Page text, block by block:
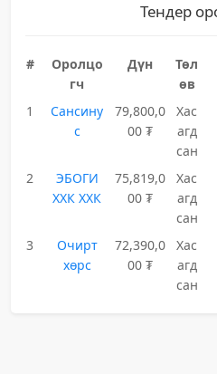
Тендер
#
Оролцо
гч
Дүн
Төл
өв
1
Сансину
с
79,800,0
00 ₮
Хас
агд
сан
2
ЭБОГИ
ХХК ХХК
75,819,0
00 ₮
Хас
агд
сан
3
Очирт
хөрс
72,390,0
00 ₮
Хас
агд
сан